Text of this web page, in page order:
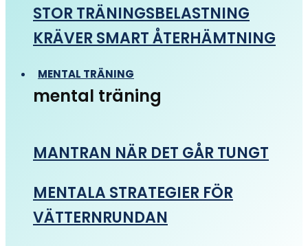
STOR TRÄNINGSBELASTNING
KRÄVER SMART ÅTERHÄMTNING
MENTAL TRÄNING
mental träning
MANTRAN NÄR DET GÅR TUNGT
MENTALA STRATEGIER FÖR
VÄTTERNRUNDAN